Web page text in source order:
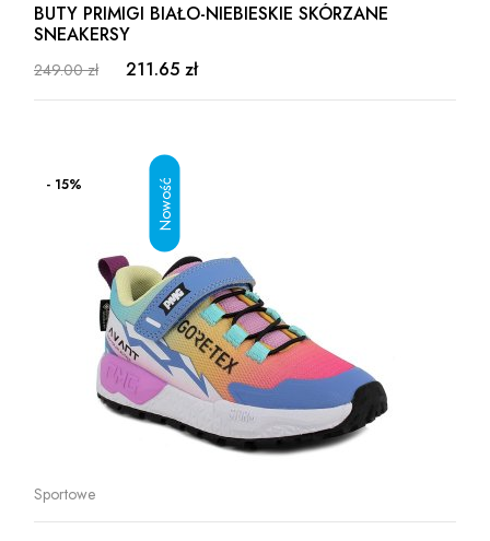
BUTY PRIMIGI BIAŁO-NIEBIESKIE SKÓRZANE
SNEAKERSY
249.00 zł 211.65 zł
- 15%
Sportowe